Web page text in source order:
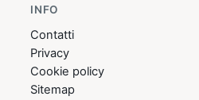
INFO
Contatti
Privacy
Cookie policy
Sitemap